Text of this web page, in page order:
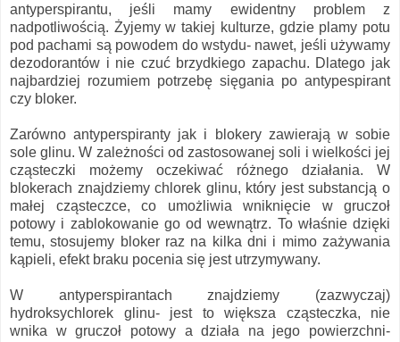
antyperspirantu, jeśli mamy ewidentny problem z
nadpotliwością. Żyjemy w takiej kulturze, gdzie plamy potu
pod pachami są powodem do wstydu- nawet, jeśli używamy
dezodorantów i nie czuć brzydkiego zapachu. Dlatego jak
najbardziej rozumiem potrzebę sięgania po antypespirant
czy bloker.
Zarówno antyperspiranty jak i blokery zawierają w sobie
sole glinu. W zależności od zastosowanej soli i wielkości jej
cząsteczki możemy oczekiwać różnego działania. W
blokerach znajdziemy chlorek glinu, który jest substancją o
małej cząsteczce, co umożliwia wniknięcie w gruczoł
potowy i zablokowanie go od wewnątrz. To właśnie dzięki
temu, stosujemy bloker raz na kilka dni i mimo zażywania
kąpieli, efekt braku pocenia się jest utrzymywany.
W antyperspirantach znajdziemy (zazwyczaj)
hydroksychlorek glinu- jest to większa cząsteczka, nie
wnika w gruczoł potowy a działa na jego powierzchni-